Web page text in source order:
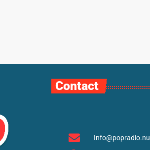
Contact
Info@popradio.nu